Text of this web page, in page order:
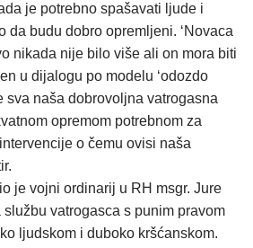
je potrebno spašavati ljude i
da budu dobro opremljeni. ‘Novaca
nikada nije bilo više ali on mora biti
u dijalogu po modelu ‘odozdo
sva naša dobrovoljna vatrogasna
opremom potrebnom za
o čemu ovisi naša
je vojni ordinarij u RH msgr. Jure
vatrogasca s punim pravom
ljudskom i duboko kršćanskom.